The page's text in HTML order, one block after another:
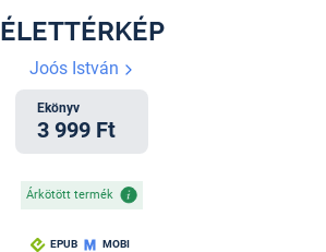
ÉLETTÉRKÉP
Joós István
Ekönyv
3 999 Ft
Árkötött termék
EPUB MOBI